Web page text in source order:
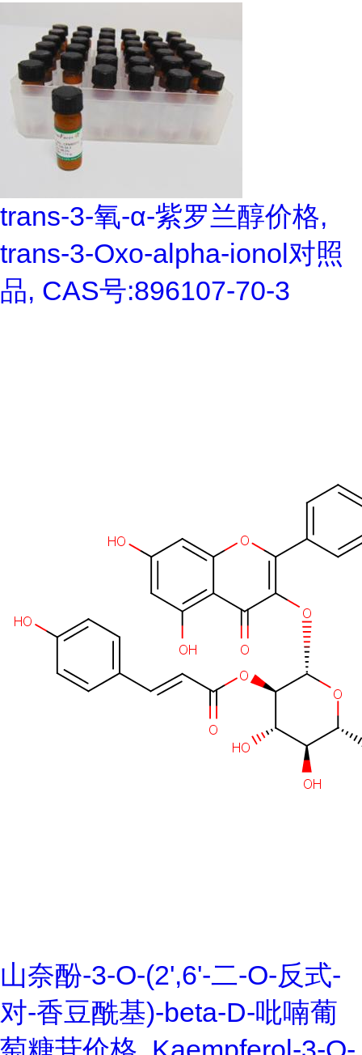
trans-3-氧-α-紫罗兰醇价格,
trans-3-Oxo-alpha-ionol对照
品, CAS号:896107-70-3
山奈酚-3-O-(2',6'-二-O-反式-
对-香豆酰基)-beta-D-吡喃葡